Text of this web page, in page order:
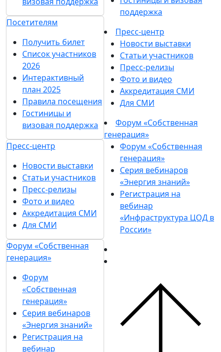
Посетителям
Получить билет
Список участников
2026
Интерактивный
план 2025
Правила посещения
Гостиницы и
визовая поддержка
Пресс-центр
Новости выставки
Статьи участников
Пресс-релизы
Фото и видео
Аккредитация СМИ
Для СМИ
Форум «Собственная
генерация»
Форум
«Собственная
генерация»
Серия вебинаров
«Энергия знаний»
Регистрация на
вебинар
поддержка
Пресс-центр
Новости выставки
Статьи участников
Пресс-релизы
Фото и видео
Аккредитация СМИ
Для СМИ
Форум «Собственная
генерация»
Форум «Собственная
генерация»
Серия вебинаров
«Энергия знаний»
Регистрация на
вебинар
«Инфраструктура ЦОД в
России»